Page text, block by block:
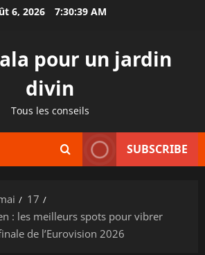
6, 2026 7:30:40 AM
pour un jardin
divin
Tous les conseils
SUBSCRIBE
17
: les meilleurs spots pour vibrer
de l’Eurovision 2026